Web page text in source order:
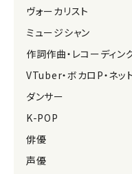
ヴォーカリスト
ミュージシャン
作詞作曲・レコーディン
VTuber・ボカロP・ネッ
ダンサー
K-POP
俳優
声優